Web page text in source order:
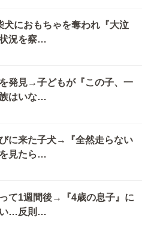
犬におもちゃを奪われ『大泣
況を察…
発見→子どもが『この子、一
はいな…
に来た子犬→『全然走らない
見たら…
て1週間後→『4歳の息子』に
い…反則…